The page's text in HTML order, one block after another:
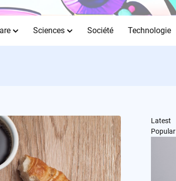
Sciences Société Technologie
Latest
Popular